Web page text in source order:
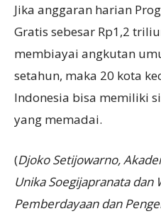
Jika anggaran harian
Gratis sebesar Rp1,2
membiayai angkutan
setahun, maka 20 kota
Indonesia bisa memiliki
yang memadai.
(Djoko Setijowarno,
Unika Soegijapranata dan
Pemberdayaan dan